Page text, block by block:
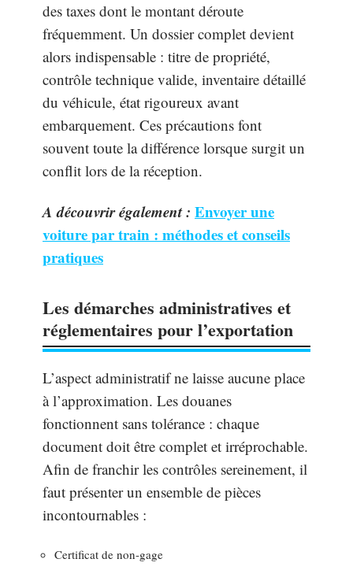
des taxes dont le montant déroute
fréquemment. Un dossier complet devient
alors indispensable : titre de propriété,
contrôle technique valide, inventaire détaillé
du véhicule, état rigoureux avant
embarquement. Ces précautions font
souvent toute la différence lorsque surgit un
conflit lors de la réception.
A découvrir également : Envoyer une
voiture par train : méthodes et conseils
pratiques
Les démarches administratives et
réglementaires pour l’exportation
L’aspect administratif ne laisse aucune place
à l’approximation. Les douanes
fonctionnent sans tolérance : chaque
document doit être complet et irréprochable.
Afin de franchir les contrôles sereinement, il
faut présenter un ensemble de pièces
incontournables :
Certificat de non-gage